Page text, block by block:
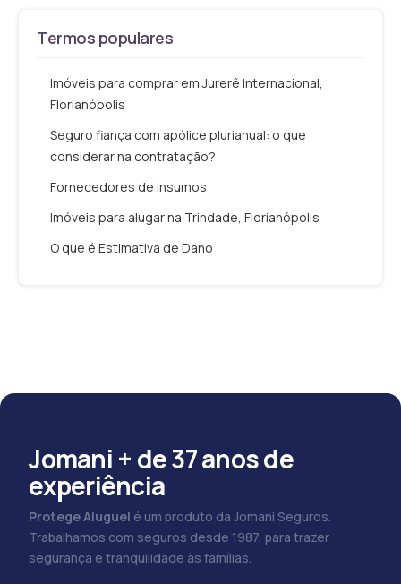
Termos populares
Imóveis para comprar em Jurerê Internacional,
Florianópolis
Seguro fiança com apólice plurianual: o que
considerar na contratação?
Fornecedores de insumos
Imóveis para alugar na Trindade, Florianópolis
O que é Estimativa de Dano
Jomani + de 37 anos de
experiência
Protege Aluguel é um produto da Jomani Seguros.
Trabalhamos com seguros desde 1987, para trazer
segurança e tranquilidade às famílias.